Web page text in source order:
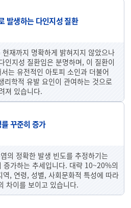
발생하는 다인지성 질환
재까지 명확하게 밝혀지지 않았으나
인지성 질환임은 분명하며, 이 질환이
는 유전적인 아토피 소인과 더불어
리학적 유발 요인이 관여하는 것으로
져 있습니다.
꾸준히 증가
의 정확한 발생 빈도를 추정하기는
증가하는 추세입니다. 대략 10~20%의
, 연령, 성별, 사회문화적 특성에 따라
차이를 보이고 있습니다.